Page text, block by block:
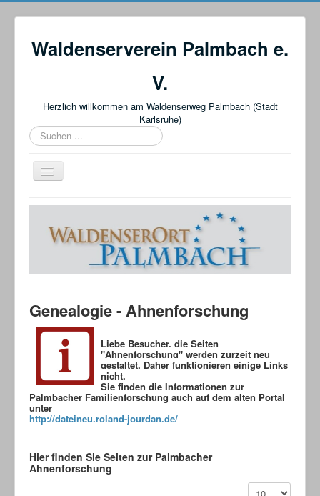
Waldenserverein Palmbach e.
V.
Herzlich willkommen am Waldenserweg Palmbach (Stadt
Karlsruhe)
Suchbox
Navigation
an/aus
Startseite
Der Verein
Der Waldenserweg
Waldensergeschichte
Genealogie
Stadtteilfest 2015
Skulpturenpark
Wettersbach-Online
Kontakt + Impressum
Genealogie - Ahnenforschung
Liebe Besucher, die Seiten
"Ahnenforschung" werden zurzeit neu
gestaltet. Daher funktionieren einige Links
nicht.
Sie finden die Informationen zur
Palmbacher Familienforschung auch auf dem alten Portal
unter
http://dateineu.roland-jourdan.de/
Hier finden Sie Seiten zur Palmbacher
Ahnenforschung
Anzeige #